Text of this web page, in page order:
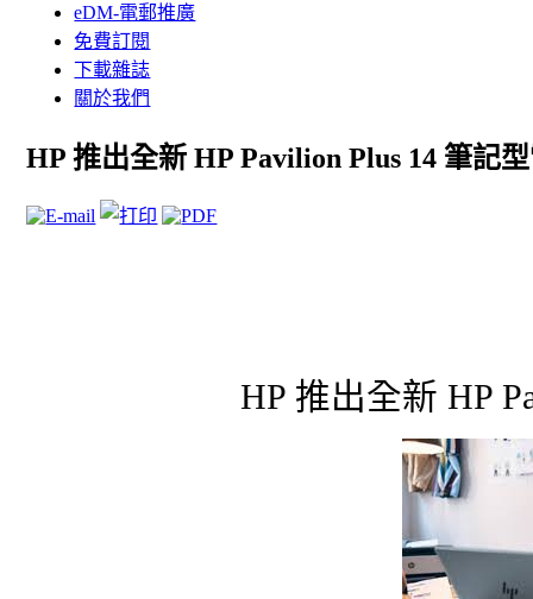
eDM-電郵推廣
免費訂閱
下載雜誌
關於我們
HP 推出全新 HP Pavilion Plus 14 筆記
HP 推出全新 HP